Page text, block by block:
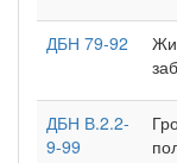
ДБН 79-92
ДБН В.2.2-
9-99